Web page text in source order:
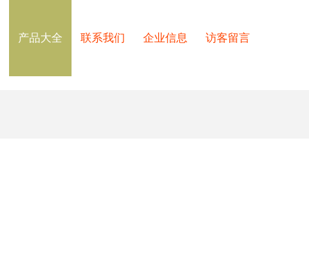
产品大全 联系我们 企业信息 访客留言